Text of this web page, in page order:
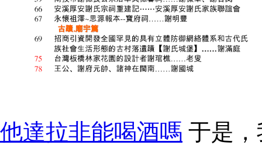
他達拉非能喝酒嗎 于是